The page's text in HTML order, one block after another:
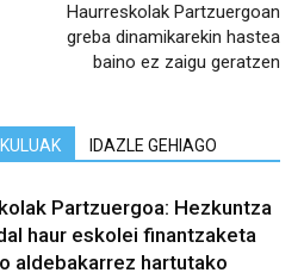
Haurreskolak Partzuergoan
greba dinamikarekin hastea
baino ez zaigu geratzen
IDAZLE GEHIAGO
Partzuergoa: Hezkuntza
haur eskolei finantzaketa
aldebakarrez hartutako